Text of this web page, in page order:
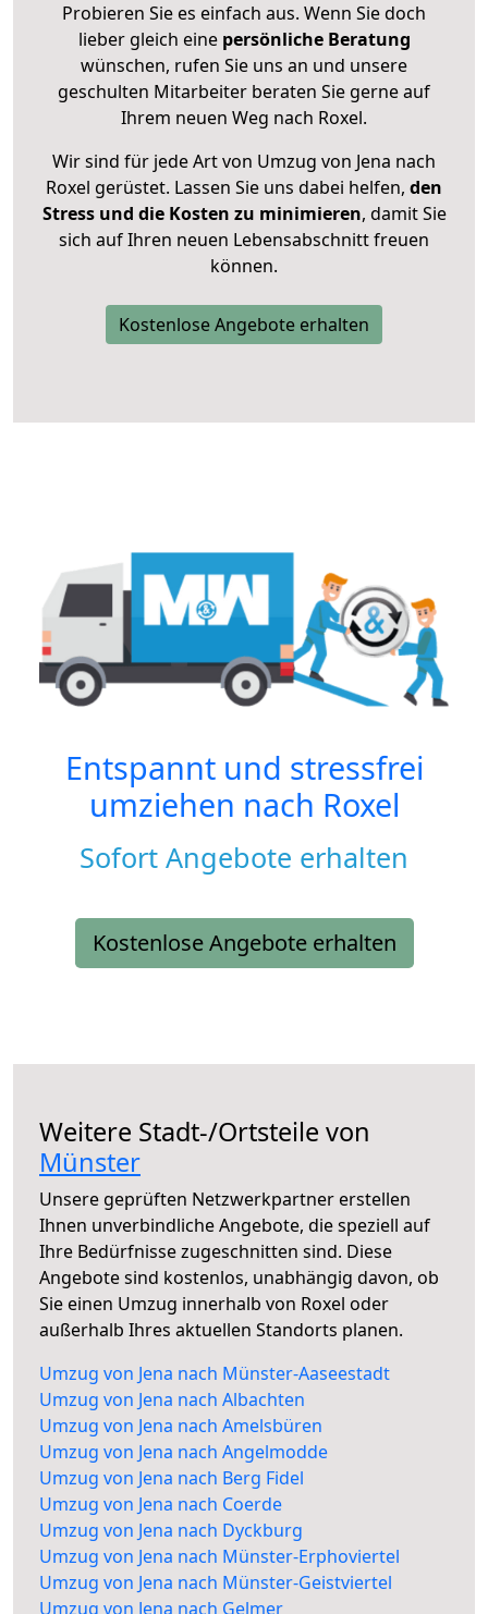
Probieren Sie es einfach aus. Wenn Sie doch
lieber gleich eine persönliche Beratung
wünschen, rufen Sie uns an und unsere
geschulten Mitarbeiter beraten Sie gerne auf
Ihrem neuen Weg nach Roxel.
Wir sind für jede Art von Umzug von Jena nach
Roxel gerüstet. Lassen Sie uns dabei helfen, den
Stress und die Kosten zu minimieren, damit Sie
sich auf Ihren neuen Lebensabschnitt freuen
können.
Kostenlose Angebote erhalten
Entspannt und stressfrei
umziehen nach Roxel
Sofort Angebote erhalten
Kostenlose Angebote erhalten
Weitere Stadt-/Ortsteile von
Münster
Unsere geprüften Netzwerkpartner erstellen
Ihnen unverbindliche Angebote, die speziell auf
Ihre Bedürfnisse zugeschnitten sind. Diese
Angebote sind kostenlos, unabhängig davon, ob
Sie einen Umzug innerhalb von Roxel oder
außerhalb Ihres aktuellen Standorts planen.
Umzug von Jena nach Münster-Aaseestadt
Umzug von Jena nach Albachten
Umzug von Jena nach Amelsbüren
Umzug von Jena nach Angelmodde
Umzug von Jena nach Berg Fidel
Umzug von Jena nach Coerde
Umzug von Jena nach Dyckburg
Umzug von Jena nach Münster-Erphoviertel
Umzug von Jena nach Münster-Geistviertel
Umzug von Jena nach Gelmer